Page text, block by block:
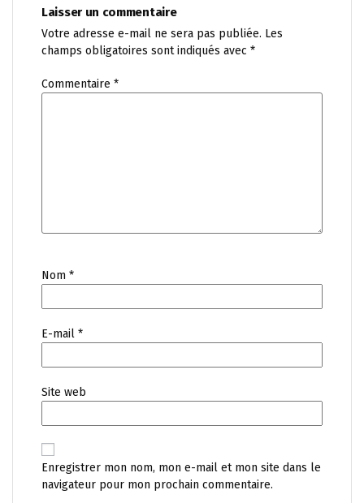
Laisser un commentaire
Votre adresse e-mail ne sera pas publiée. Les
champs obligatoires sont indiqués avec *
Commentaire *
Nom *
E-mail *
Site web
Enregistrer mon nom, mon e-mail et mon site dans le
navigateur pour mon prochain commentaire.